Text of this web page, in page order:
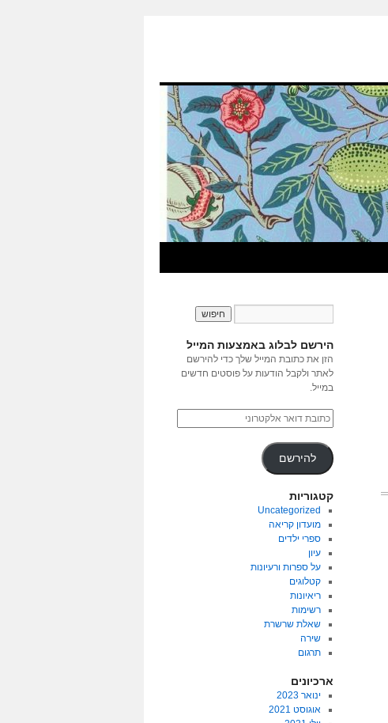
הירשם לבלוג באמצעות המייל
הזן את כתובת המייל שלך כדי להירשם
לאתר ולקבל הודעות על פוסטים חדשים
במייל.
להירשם
קטגוריות
Uncategorized
מועדון קריאה
ספרי ילדים
עיון
על ספרות ורעיונות
קטלוגים
ריאיונות
רשימות
שאלת שרשרת
שירה
תרגום
ארכיונים
ינואר 2023
אוגוסט 2021